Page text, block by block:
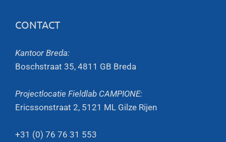
CONTACT
Kantoor Breda:
Boschstraat 35, 4811 GB Breda
Projectlocatie Fieldlab CAMPIONE:
Ericssonstraat 2, 5121 ML Gilze Rijen
+31 (0) 76 76 31 553